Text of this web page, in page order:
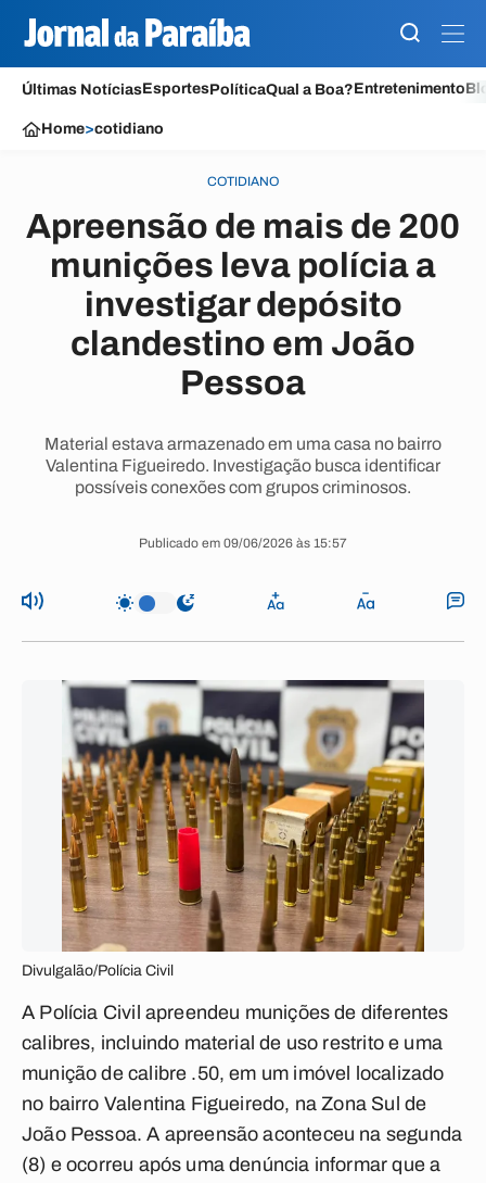
Últimas NotíciasEsportesPolíticaQual a Boa?Entretenimento
Home>cotidiano
COTIDIANO
Apreensão de mais de 200
munições leva polícia a
investigar depósito
clandestino em João
Pessoa
Material estava armazenado em uma casa no bairro
Valentina Figueiredo. Investigação busca identificar
possíveis conexões com grupos criminosos.
Publicado em 09/06/2026 às 15:57
Divulgalão/Polícia Civil
A Polícia Civil apreendeu munições de diferentes
calibres, incluindo material de uso restrito e uma
munição de calibre .50, em um imóvel localizado
no bairro Valentina Figueiredo, na Zona Sul de
João Pessoa. A apreensão aconteceu na segunda
(8) e ocorreu após uma denúncia informar que a